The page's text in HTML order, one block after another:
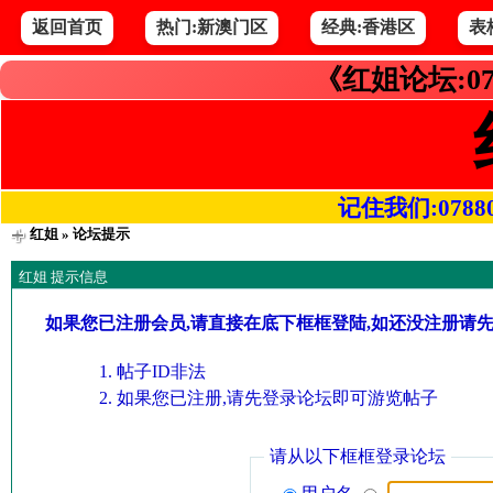
返回首页 热门:新澳门区 经典:香港区 表
《红姐论坛
记住我们
红姐» 论坛提示
红姐 提示信息
如果您已注册会员,请直接在底下框框登陆,如还没注册请
帖子ID非法
如果您已注册,请先登录论坛即可游览帖子
请从以下框框登录论坛